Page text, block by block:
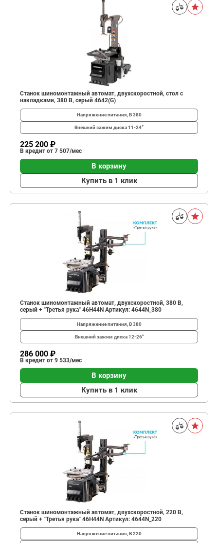
Станок шиномонтажный автомат, двухскоростной, стол с
накладками, 380 В, серый 4642(G)
Напряжение питания, В380
Внешний зажим диска11-24”
225 200 ₽
В кредит от 7 507/мес
В корзину
Купить в 1 клик
Станок шиномонтажный автомат, двухскоростной, 380 В,
серый + "Третья рука" 46H44N Артикул: 4644N_380
Напряжение питания, В380
Внешний зажим диска12-26"
286 000 ₽
В кредит от 9 533/мес
В корзину
Купить в 1 клик
Станок шиномонтажный автомат, двухскоростной, 220 В,
серый + "Третья рука" 46H44N Артикул: 4644N_220
Напряжение питания, В220